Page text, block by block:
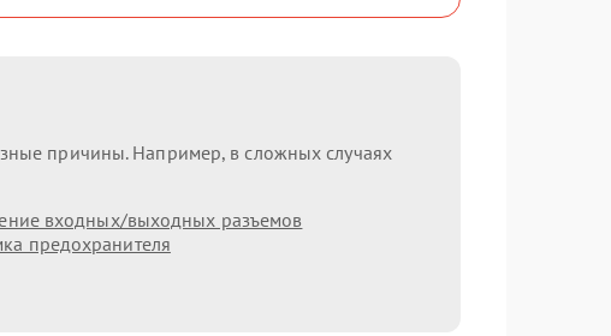
причины. Например, в сложных случаях
входных/выходных разъемов
предохранителя